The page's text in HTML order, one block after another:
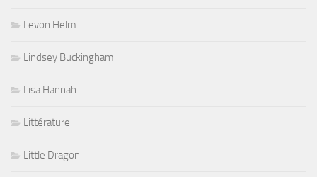
Levon Helm
Lindsey Buckingham
Lisa Hannah
Littérature
Little Dragon